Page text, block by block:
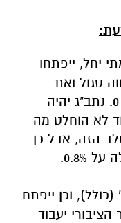
יחל, ייפתחו
סגול ואת
פתיחת מערכת החינוך לגילאי 0-6. נתב"ג יהיה
לא הוחלט מה
הזה, אבל כן
0.8%
.
וכן ייפתח
יעבוד